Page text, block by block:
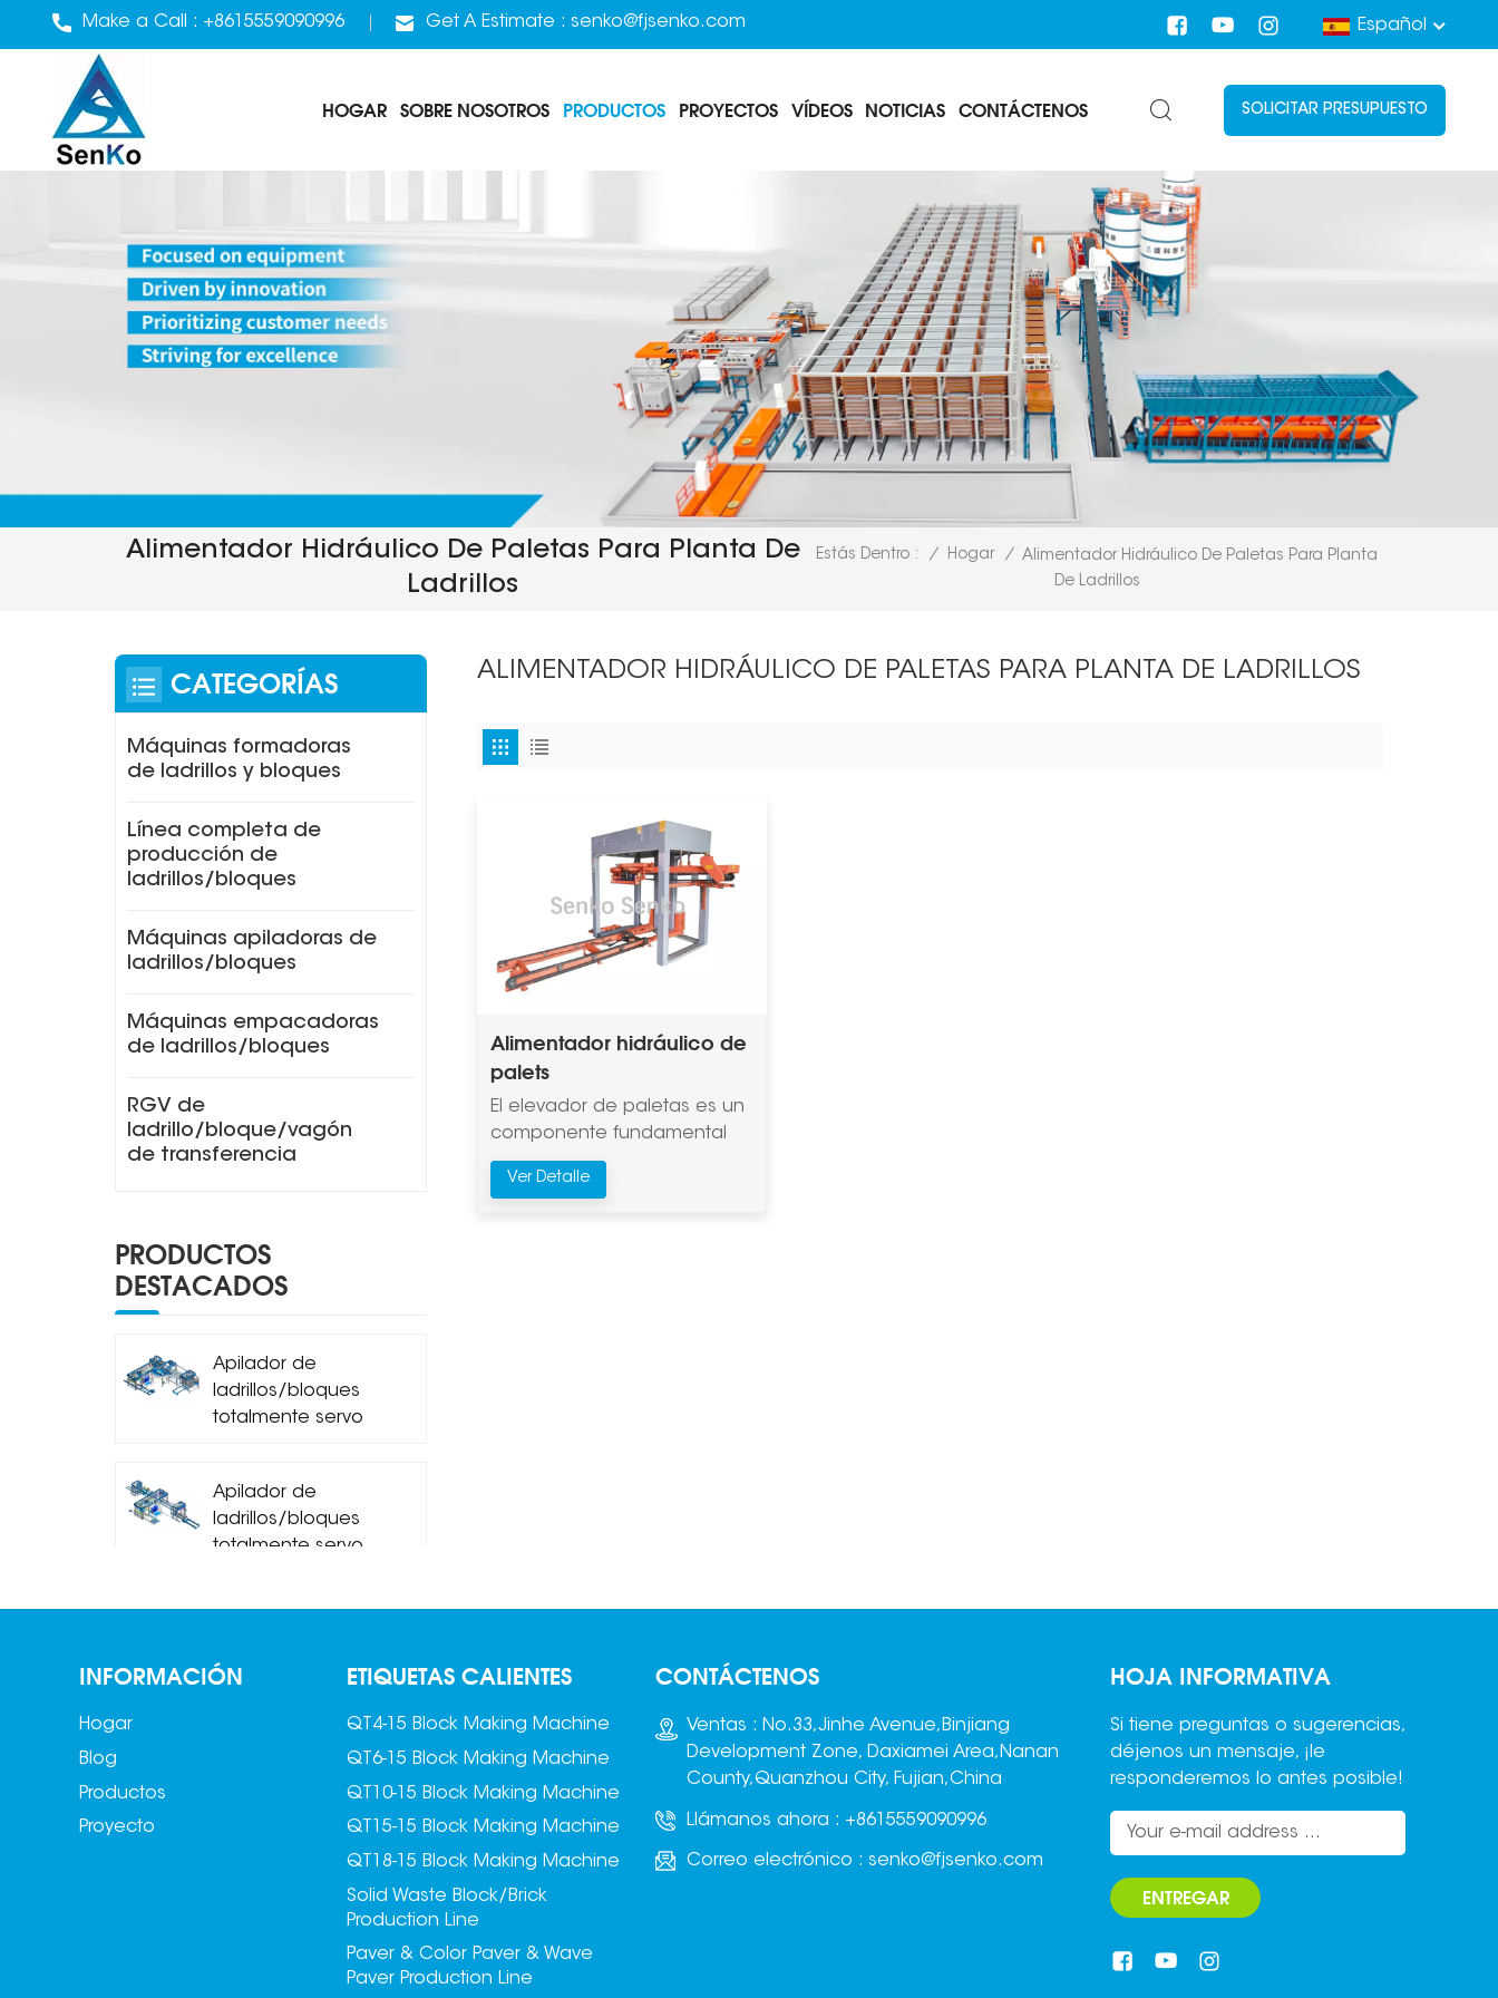
Make a Call : +8615559090996 Get A Estimate : senko@fjsenko.com Español
HOGAR SOBRE NOSOTROS PRODUCTOS PROYECTOS VÍDEOS NOTICIAS CONTÁCTENOS SOLICITAR PRESUPUESTO
Alimentador Hidráulico De Paletas Para Planta De
Ladrillos
Estás Dentro : / Hogar / Alimentador Hidráulico De Paletas Para Planta
De Ladrillos
ALIMENTADOR HIDRÁULICO DE PALETAS PARA PLANTA DE LADRILLOS
Alimentador hidráulico de
palets
El elevador de paletas es un
componente fundamental
de la línea de producción de
ladrillos sin cocción.
Ver Detalle
CATEGORÍAS
Máquinas formadoras
de ladrillos y bloques
Línea completa de
producción de
ladrillos/bloques
Máquinas apiladoras de
ladrillos/bloques
Máquinas empacadoras
de ladrillos/bloques
RGV de
ladrillo/bloque/vagón
de transferencia
PRODUCTOS
DESTACADOS
Apilador de
ladrillos/bloques
totalmente servo
Apilador de
ladrillos/bloques
totalmente servo
totalmente servo
INFORMACIÓN
Hogar
Blog
Productos
Proyecto
ETIQUETAS CALIENTES
QT4-15 Block Making Machine
QT6-15 Block Making Machine
QT10-15 Block Making Machine
QT15-15 Block Making Machine
QT18-15 Block Making Machine
Solid Waste Block/Brick
Production Line
Paver & Color Paver & Wave
Paver Production Line
CONTÁCTENOS
Ventas : No.33,Jinhe Avenue,Binjiang
Development Zone, Daxiamei Area,Nanan
County,Quanzhou City, Fujian,China
Llámanos ahora : +8615559090996
Correo electrónico : senko@fjsenko.com
HOJA INFORMATIVA
Si tiene preguntas o sugerencias,
déjenos un mensaje, ¡le
responderemos lo antes posible!
ENTREGAR